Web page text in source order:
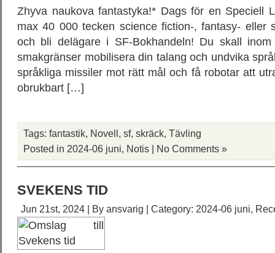
Zhyva naukova fantastyka!* Dags för en Speciell
max 40 000 tecken science fiction-, fantasy- eller
och bli delägare i SF-Bokhandeln! Du skall inom
smakgränser mobilisera din talang och undvika
språkliga missiler mot rätt mål och få robotar att
obrukbart […]
Tags: fantastik, Novell, sf, skräck, Tävling
Posted in 2024-06 juni, Notis | No Comments »
SVEKENS TID
Jun 21st, 2024 | By ansvarig | Category: 2024-06 juni,